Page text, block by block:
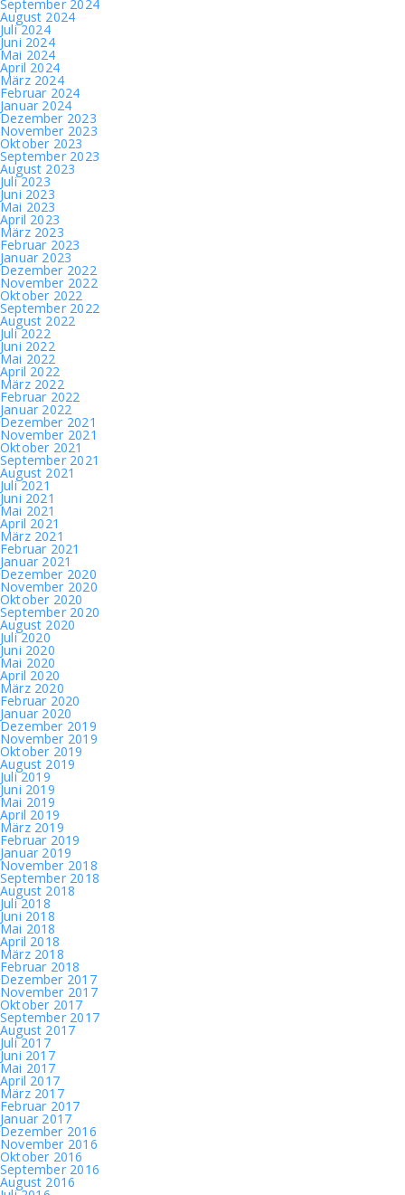
September 2024
August 2024
Juli 2024
Juni 2024
Mai 2024
April 2024
März 2024
Februar 2024
Januar 2024
Dezember 2023
November 2023
Oktober 2023
September 2023
August 2023
Juli 2023
Juni 2023
Mai 2023
April 2023
März 2023
Februar 2023
Januar 2023
Dezember 2022
November 2022
Oktober 2022
September 2022
August 2022
Juli 2022
Juni 2022
Mai 2022
April 2022
März 2022
Februar 2022
Januar 2022
Dezember 2021
November 2021
Oktober 2021
September 2021
August 2021
Juli 2021
Juni 2021
Mai 2021
April 2021
März 2021
Februar 2021
Januar 2021
Dezember 2020
November 2020
Oktober 2020
September 2020
August 2020
Juli 2020
Juni 2020
Mai 2020
April 2020
März 2020
Februar 2020
Januar 2020
Dezember 2019
November 2019
Oktober 2019
August 2019
Juli 2019
Juni 2019
Mai 2019
April 2019
März 2019
Februar 2019
Januar 2019
November 2018
September 2018
August 2018
Juli 2018
Juni 2018
Mai 2018
April 2018
März 2018
Februar 2018
Dezember 2017
November 2017
Oktober 2017
September 2017
August 2017
Juli 2017
Juni 2017
Mai 2017
April 2017
März 2017
Februar 2017
Januar 2017
Dezember 2016
November 2016
Oktober 2016
September 2016
August 2016